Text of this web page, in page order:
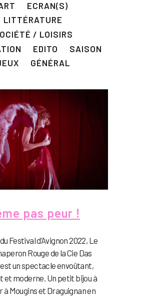
ECRAN(S)
LITTÉRATURE
/ LOISIRS
EDITO
SAISON
GÉNÉRAL
pas peur !
Festival d’Avignon 2022, Le
Rouge de la Cie Das
un spectacle envoûtant,
et moderne. Un petit bijou à
à Mougins et Draguignan en